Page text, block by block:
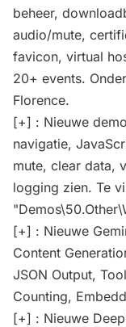
beheer,
audio/mute,
favicon, virtual
20+ events.
Florence.
[+] : Nieuwe
navigatie,
mute, clear data,
logging zien. Te
[+] : Nieuwe
Content
JSON Output,
Counting,
[+] : Nieuwe